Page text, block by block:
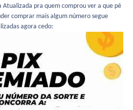
Atualizada pra quem comprou ver a que pé
comprar mais algum número segue
agora cedo: